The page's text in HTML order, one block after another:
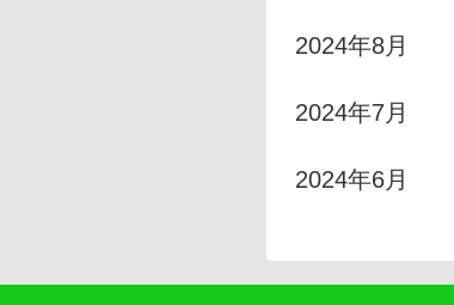
2024年8月
2024年7月
2024年6月